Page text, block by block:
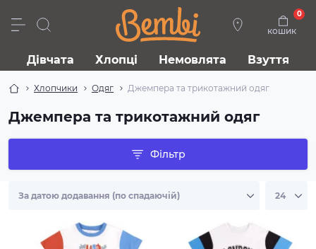
кошик
0
Дівчата Хлопці Немовлята Взуття
Хлопчики Одяг Джемпера та трикотажний одяг
Джемпера та трикотажний одяг
Фільтр